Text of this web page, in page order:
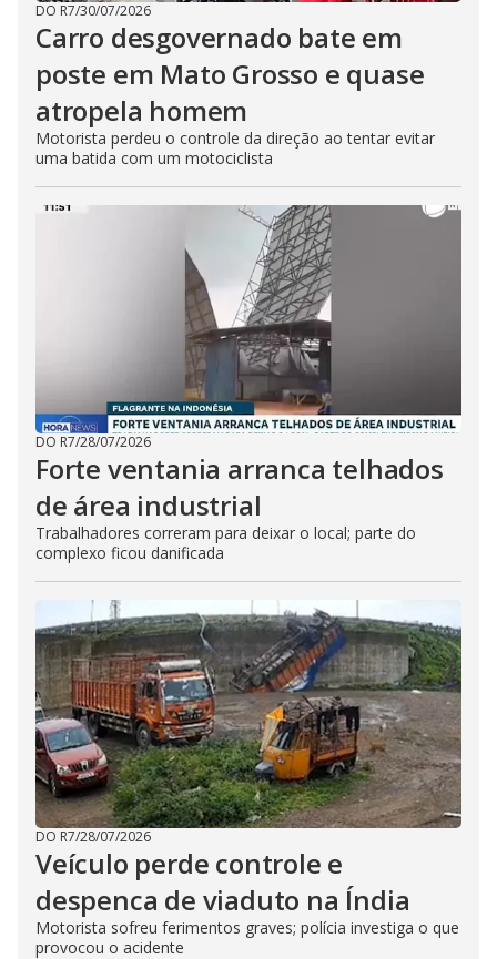
DO R7/30/07/2026
Carro desgovernado bate em
poste em Mato Grosso e quase
atropela homem
Motorista perdeu o controle da direção ao tentar evitar
uma batida com um motociclista
DO R7/28/07/2026
Forte ventania arranca telhados
de área industrial
Trabalhadores correram para deixar o local; parte do
complexo ficou danificada
DO R7/28/07/2026
Veículo perde controle e
despenca de viaduto na Índia
Motorista sofreu ferimentos graves; polícia investiga o que
provocou o acidente